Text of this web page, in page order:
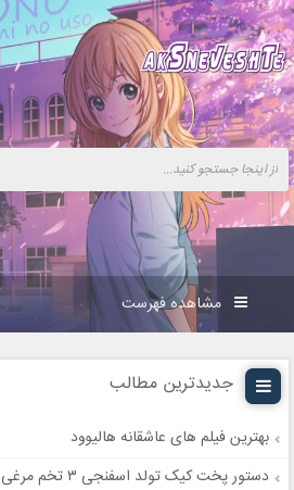
مشاهده فهرست
جدیدترین مطالب
بهترین فیلم های عاشقانه هالیوود
دستور پخت کیک تولد اسفنجی ۳ تخم مرغی